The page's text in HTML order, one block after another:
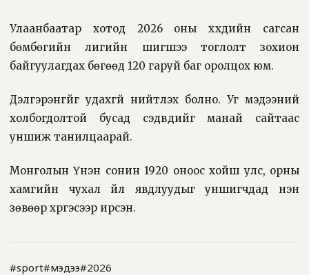
Улаанбаатар хотод 2026 оны хүүхдийн сагсан
бөмбөгийн лигийн шигшээ тоглолт зохион
байгуулагдах бөгөөд 120 гаруй баг оролцох юм.
Дэлгэрэнгүйг удахгүй нийтлэх болно. Уг мэдээний
холбогдолтой бусад сэдвүүдийг манай сайтаас
уншиж танилцаарай.
Монголын Үнэн сонин 1920 оноос хойш улс, орны
хамгийн чухал үйл явдлуудыг уншигчдад үнэн
зөвөөр хүргэсээр ирсэн.
#sport#мэдээ#2026